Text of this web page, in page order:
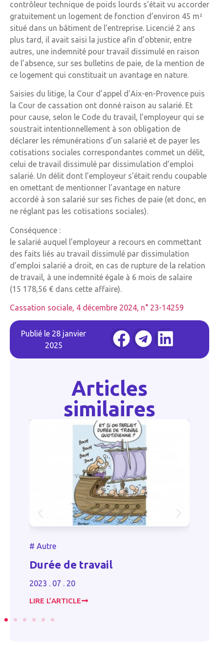
contrôleur technique de poids lourds s’était vu accorder
gratuitement un logement de fonction d’environ 45 m²
situé dans un bâtiment de l’entreprise. Licencié 2 ans
plus tard, il avait saisi la justice afin d’obtenir, entre
autres, une indemnité pour travail dissimulé en raison
de l’absence, sur ses bulletins de paie, de la mention de
ce logement qui constituait un avantage en nature.
Saisies du litige, la Cour d’appel d’Aix-en-Provence puis
la Cour de cassation ont donné raison au salarié. Et
pour cause, selon le Code du travail, l’employeur qui se
soustrait intentionnellement à son obligation de
déclarer les rémunérations d’un salarié et de payer les
cotisations sociales correspondantes commet un délit,
celui de travail dissimulé par dissimulation d’emploi
salarié. Un délit dont l’employeur s’était rendu coupable
en omettant de mentionner l’avantage en nature
accordé à son salarié sur ses fiches de paie (et donc, en
ne réglant pas les cotisations sociales).
Conséquence :
le salarié auquel l’employeur a recours en commettant
des faits liés au travail dissimulé par dissimulation
d’emploi salarié a droit, en cas de rupture de la relation
de travail, à une indemnité égale à 6 mois de salaire
(15 178,56 € dans cette affaire).
Cassation sociale, 4 décembre 2024, n° 23-14259
Publié le 28 janvier
2025
Articles
similaires
# Autre
Durée de travail
2023 . 07 . 20
LIRE L’ARTICLE